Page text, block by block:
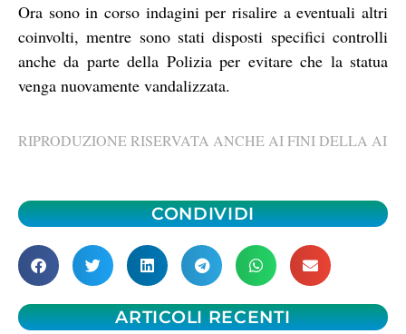
Ora sono in corso indagini per risalire a eventuali altri
coinvolti, mentre sono stati disposti specifici controlli
anche da parte della Polizia per evitare che la statua
venga nuovamente vandalizzata.
RIPRODUZIONE RISERVATA ANCHE AI FINI DELLA AI
CONDIVIDI
ARTICOLI RECENTI